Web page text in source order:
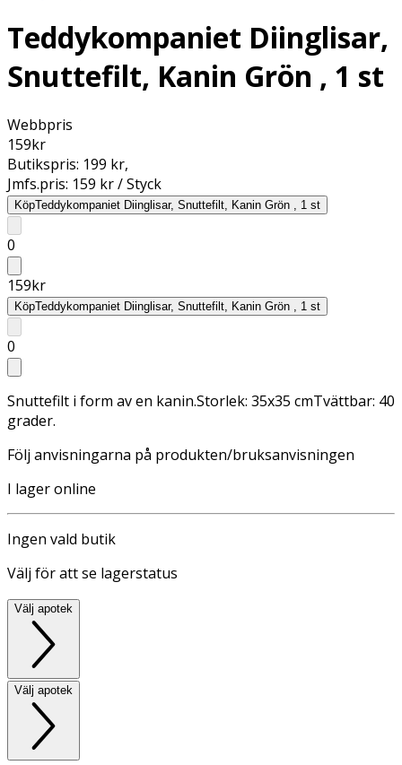
Teddykompaniet Diinglisar,
Snuttefilt, Kanin Grön , 1 st
Webbpris
159kr
Butikspris: 199 kr,
Jmfs.pris: 159 kr / Styck
KöpTeddykompaniet Diinglisar, Snuttefilt, Kanin Grön , 1 st
0
159kr
KöpTeddykompaniet Diinglisar, Snuttefilt, Kanin Grön , 1 st
0
Snuttefilt i form av en kanin.Storlek: 35x35 cmTvättbar: 40
grader.
Följ anvisningarna på produkten/bruksanvisningen
I lager online
Ingen vald butik
Välj för att se lagerstatus
Välj apotek
Välj apotek